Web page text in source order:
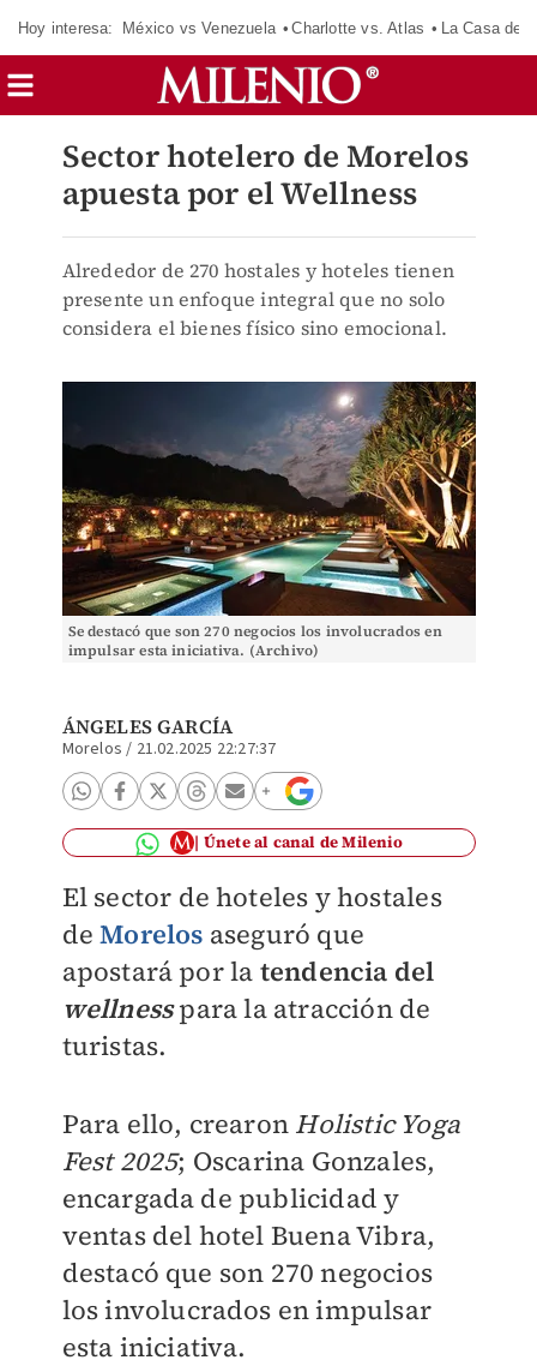
Hoy interesa: México vs Venezuela Charlotte vs. Atlas La Casa de
Sector hotelero de Morelos
apuesta por el Wellness
Alrededor de 270 hostales y hoteles tienen
presente un enfoque integral que no solo
considera el bienes físico sino emocional.
Se destacó que son 270 negocios los involucrados en
impulsar esta iniciativa. (Archivo)
ÁNGELES GARCÍA
Morelos / 21.02.2025 22:27:37
Únete al canal de Milenio
El sector de hoteles y hostales
deMorelos aseguró que
apostará por la tendencia del
wellnesspara la atracción de
turistas.
Para ello, crearon Holistic Yoga
Fest 2025; Oscarina Gonzales,
encargada de publicidad y
ventas del hotel Buena Vibra,
destacó que son 270 negocios
los involucrados en impulsar
esta iniciativa.